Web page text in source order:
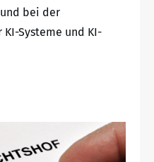
bei der
Systeme und KI-